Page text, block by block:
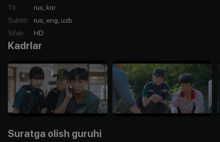
Til:
rus, kor
Subtitr:
rus, eng, uzb
Sifati: HD
Kadrlar
Suratga olish guruhi